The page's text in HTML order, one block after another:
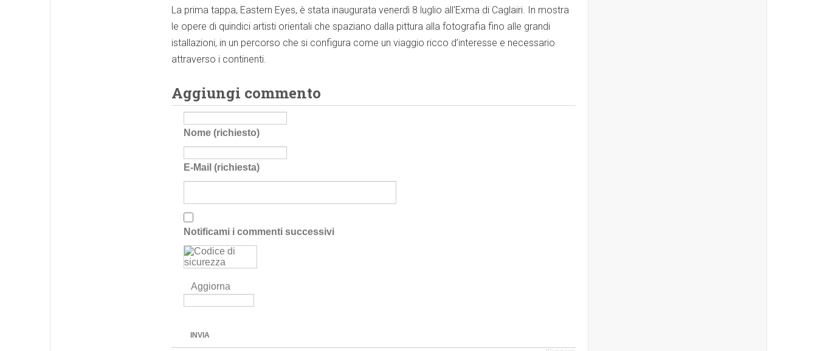
La prima tappa, Eastern Eyes, è stata inaugurata venerdì 8 luglio all'Exma di Caglairi. In mostra
le opere di quindici artisti orientali che spaziano dalla pittura alla fotografia fino alle grandi
istallazioni, in un percorso che si configura come un viaggio ricco d’interesse e necessario
attraverso i continenti.
Aggiungi commento
Nome (richiesto)
E-Mail (richiesta)
Notificami i commenti successivi
Aggiorna
INVIA